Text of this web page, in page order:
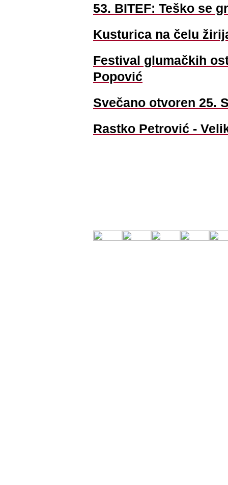
53. BITEF: Teško se
Kusturica na čelu
Festival glumačkih
Popović
Svečano otvoren 25.
Rastko Petrović -